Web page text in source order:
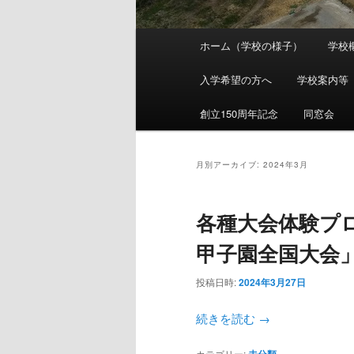
ュ
メ
イ
コ
テ
ン
ツ
サ
ブ
ン
ン
ツ
へ
ホーム（学校の様子） 学校
入学希望の方へ 学校案内等
創立150周年記念 同窓会
月別アーカイブ: 2024年3月
各種大会体験プ
甲子園全国大会
投稿日時:2024年3月27日
続きを読む →